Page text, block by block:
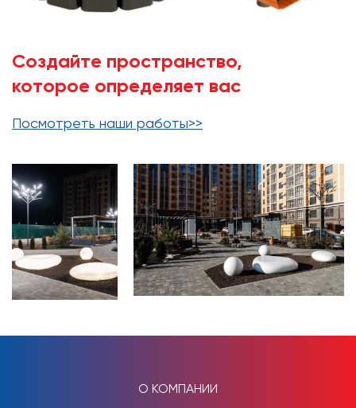
Создайте пространство,
которое определяет вас
Посмотреть наши работы>>
О КОМПАНИИ